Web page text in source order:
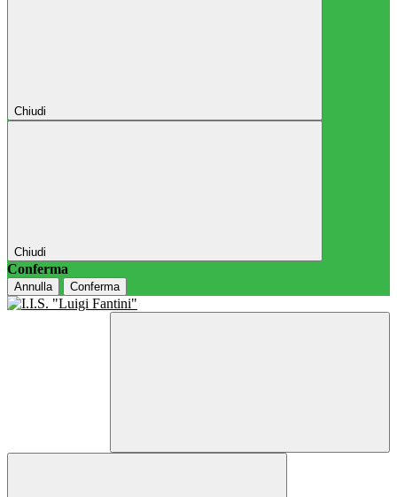
Chiudi
Chiudi
Conferma
Annulla Conferma